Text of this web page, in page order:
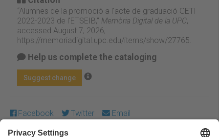
“Alumnes de la promoció a l'acte de graduació GETI
2022-2023 de l'ETSEIB,” Memòria Digital de la UPC,
accessed August 7, 2026,
https://memoriadigital.upc.edu/items/show/27765
Help us complete the cataloging
Suggest change
Facebook Twitter Email